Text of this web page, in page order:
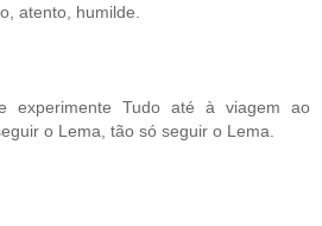
atento, humilde.
experimente Tudo até à viagem ao
o Lema, tão só seguir o Lema.